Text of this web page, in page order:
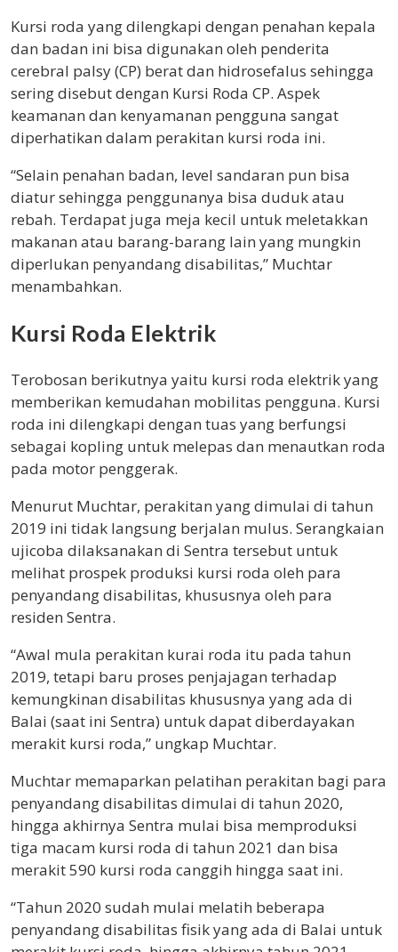
Kursi roda yang dilengkapi dengan penahan kepala
dan badan ini bisa digunakan oleh penderita
cerebral palsy (CP) berat dan hidrosefalus sehingga
sering disebut dengan Kursi Roda CP. Aspek
keamanan dan kenyamanan pengguna sangat
diperhatikan dalam perakitan kursi roda ini.
“Selain penahan badan, level sandaran pun bisa
diatur sehingga penggunanya bisa duduk atau
rebah. Terdapat juga meja kecil untuk meletakkan
makanan atau barang-barang lain yang mungkin
diperlukan penyandang disabilitas,” Muchtar
menambahkan.
Kursi Roda Elektrik
Terobosan berikutnya yaitu kursi roda elektrik yang
memberikan kemudahan mobilitas pengguna. Kursi
roda ini dilengkapi dengan tuas yang berfungsi
sebagai kopling untuk melepas dan menautkan roda
pada motor penggerak.
Menurut Muchtar, perakitan yang dimulai di tahun
2019 ini tidak langsung berjalan mulus. Serangkaian
ujicoba dilaksanakan di Sentra tersebut untuk
melihat prospek produksi kursi roda oleh para
penyandang disabilitas, khususnya oleh para
residen Sentra.
“Awal mula perakitan kurai roda itu pada tahun
2019, tetapi baru proses penjajagan terhadap
kemungkinan disabilitas khususnya yang ada di
Balai (saat ini Sentra) untuk dapat diberdayakan
merakit kursi roda,” ungkap Muchtar.
Muchtar memaparkan pelatihan perakitan bagi para
penyandang disabilitas dimulai di tahun 2020,
hingga akhirnya Sentra mulai bisa memproduksi
tiga macam kursi roda di tahun 2021 dan bisa
merakit 590 kursi roda canggih hingga saat ini.
“Tahun 2020 sudah mulai melatih beberapa
penyandang disabilitas fisik yang ada di Balai untuk